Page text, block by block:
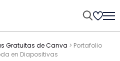
Gratuitas de Canva > Portafolio
en Diapositivas